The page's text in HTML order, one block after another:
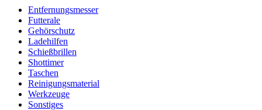
Entfernungsmesser
Futterale
Gehörschutz
Ladehilfen
Schießbrillen
Shottimer
Taschen
Reinigungsmaterial
Werkzeuge
Sonstiges